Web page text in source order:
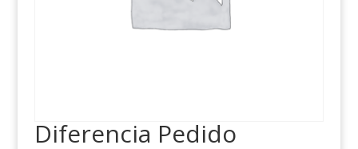
Diferencia Pedido